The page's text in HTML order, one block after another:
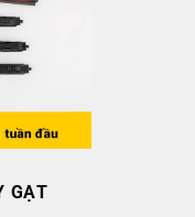
GẠT